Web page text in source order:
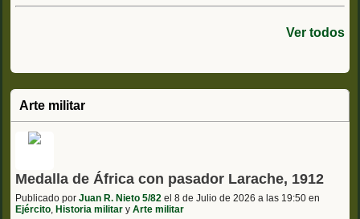
Ver todos
Arte militar
Medalla de África con pasador Larache, 1912
Publicado por Juan R. Nieto 5/82 el 8 de Julio de 2026 a las 19:50 en
Ejército Historia militar y Arte militar